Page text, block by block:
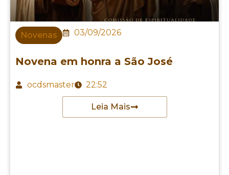
Novenas 03/09/2026
Novena em honra a São José
ocdsmaster 22:52
Leia Mais